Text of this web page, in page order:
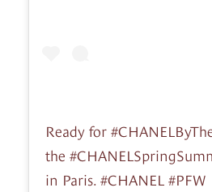
Ready for
the
in Paris. #CHANEL #PFW